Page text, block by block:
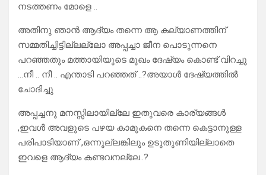
നടത്തണം മോളെ ..
അതിനു ഞാൻ ആദ്യം തന്നെ ആ കല്യാണത്തിന്
സമ്മതിച്ചിട്ടില്ലല്ലോ അപ്പച്ചാ ജീന പൊടുന്നനെ
പറഞ്ഞതും മത്തായിയുടെ മുഖം ദേഷ്യം കൊണ്ട് വിറച്ചു
…നീ .. നീ .. എന്താടി പറഞ്ഞത് ..?അയാൾ ദേഷ്യത്തിൽ
ചോദിച്ചു
അപ്പച്ചനു മനസ്സിലായില്ലേ ഇതുവരെ കാര്യങ്ങൾ
,ഇവൾ അവളുടെ പഴയ കാമുകനെ തന്നെ കെട്ടാനുള്ള
പരിപാടിയാണ് ,ഒന്നൂല്ലങ്കിലും ഉടുതുണിയില്ലാതെ
ഇവളെ ആദ്യം കണ്ടവനല്ലേ..?